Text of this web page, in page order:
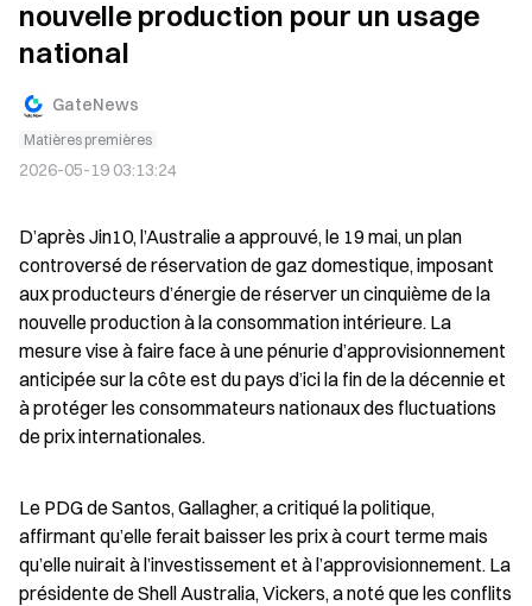
nouvelle production pour un usage
national
GateNews
Matières premières
2026-05-19 03:13:24
D’après Jin10, l’Australie a approuvé, le 19 mai, un plan
controversé de réservation de gaz domestique, imposant
aux producteurs d’énergie de réserver un cinquième de la
nouvelle production à la consommation intérieure. La
mesure vise à faire face à une pénurie d’approvisionnement
anticipée sur la côte est du pays d’ici la fin de la décennie et
à protéger les consommateurs nationaux des fluctuations
de prix internationales.
Le PDG de Santos, Gallagher, a critiqué la politique,
affirmant qu’elle ferait baisser les prix à court terme mais
qu’elle nuirait à l’investissement et à l’approvisionnement. La
présidente de Shell Australia, Vickers, a noté que les conflits